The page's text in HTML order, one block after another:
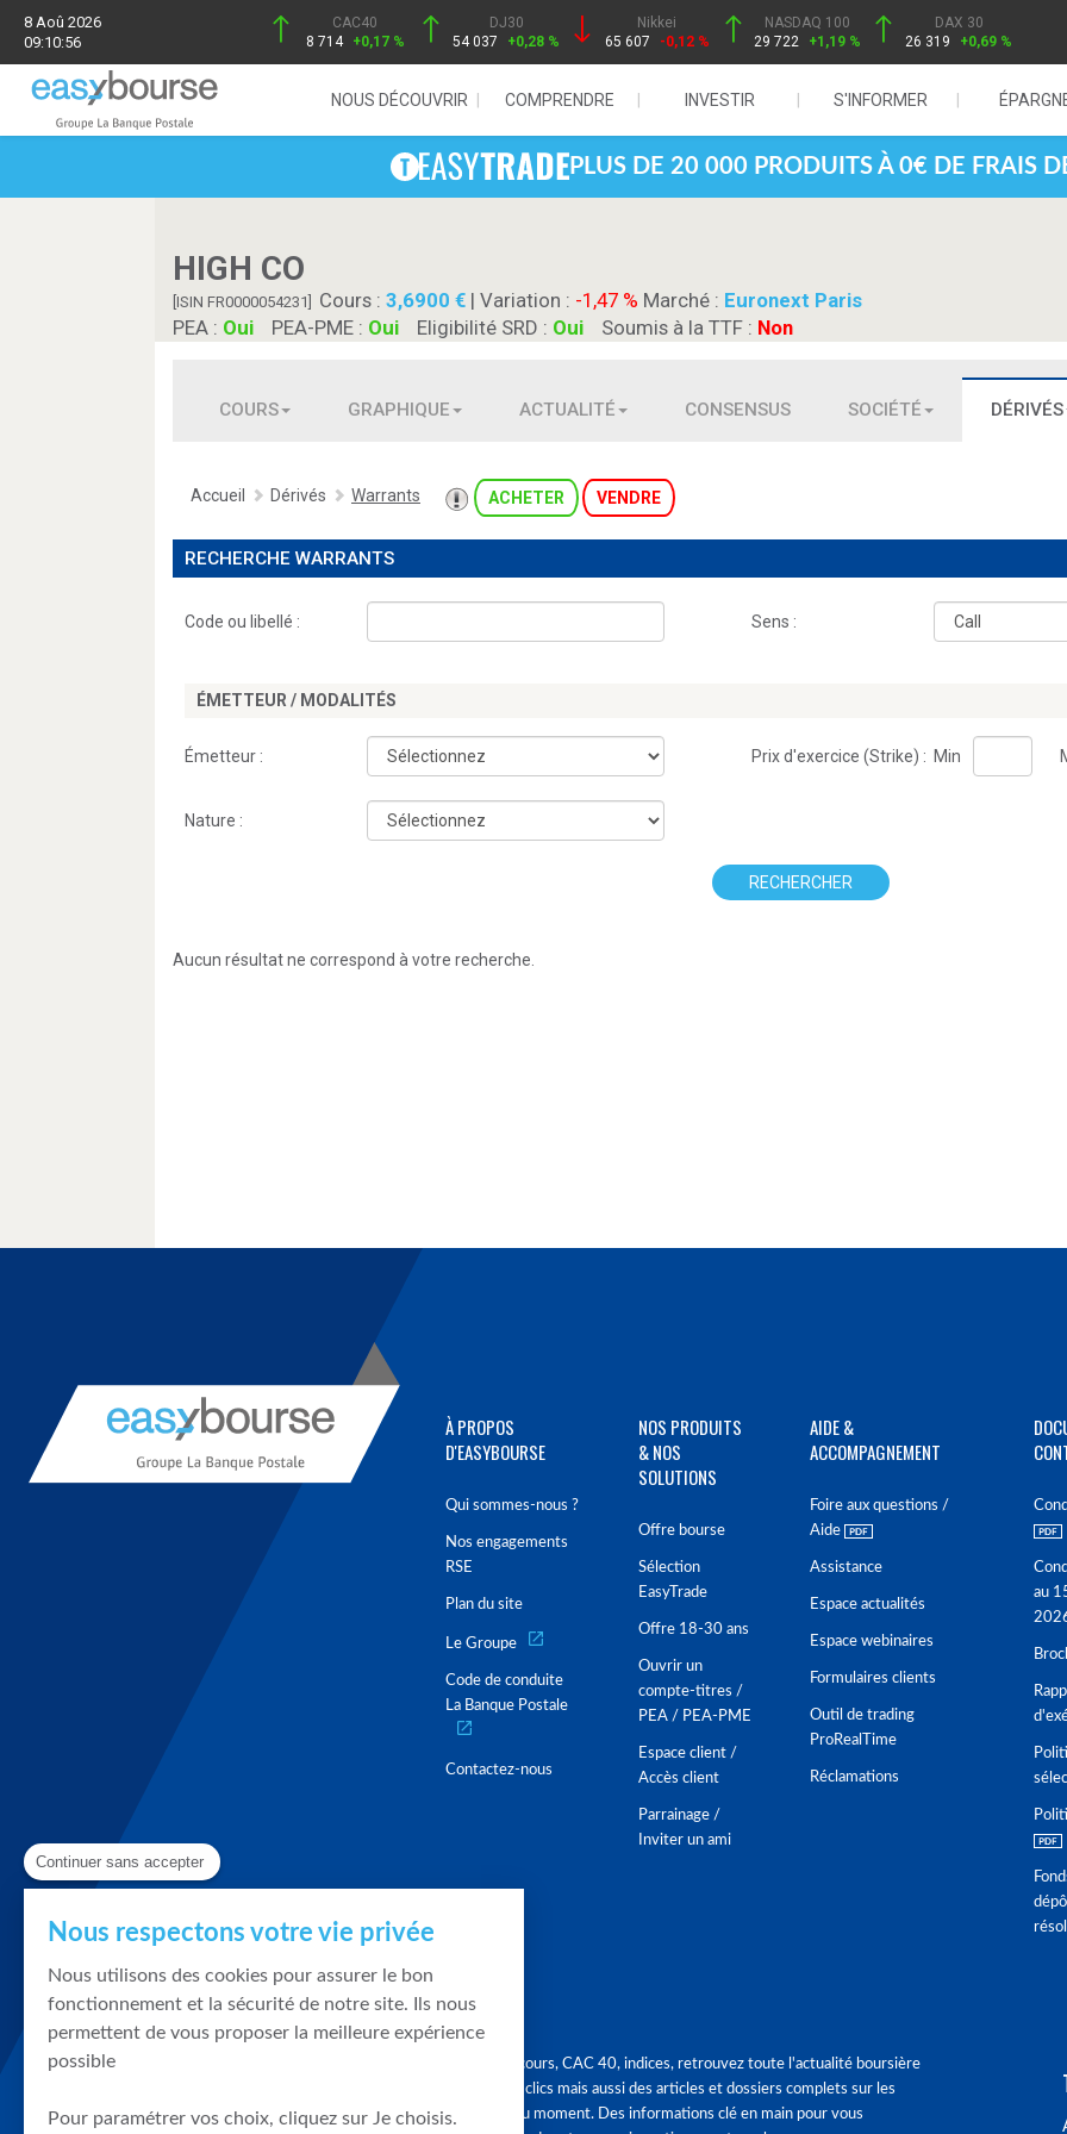
8 Aoû 2026
09:10:56
CAC40
8 714 +0,17 %
DJ30
54 037
+0,28 %
Nikkei
65 607
-0,12 %
NASDAQ 100
29 722
+1,19 %
DAX 30
26 319
+0,69 %
NOUS DÉCOUVRIR COMPRENDRE INVESTIR S'INFORMER
PLUS DE 20 000 PRODUITS À 0€ DE FRAIS
HIGH CO
[ISIN FR0000054231] Cours : 3,6900 | Variation : -1,47 % Marché : Euronext Paris
PEA : Oui PEA-PME : Oui Eligibilité SRD : Oui Soumis à la TTF : Non
COURS GRAPHIQUE ACTUALITÉ CONSENSUS SOCIÉTÉ DÉRIVÉS
Accueil Dérivés Warrants ACHETER VENDRE
RECHERCHE WARRANTS
Code ou libellé : Sens :
ÉMETTEUR / MODALITÉS
Émetteur : Prix d'exercice (Strike) : Min
Nature :
RECHERCHER
Aucun résultat ne correspond à votre recherche.
À PROPOS
D'EASYBOURSE
Qui sommes-nous ?
Nos engagements
RSE
Plan du site
Le Groupe
Code de conduite
La Banque Postale
Contactez-nous
NOS PRODUITS
& NOS
SOLUTIONS
Offre bourse
Sélection
EasyTrade
Offre 18-30 ans
Ouvrir un
compte-titres /
PEA / PEA-PME
Espace client /
Accès client
Parrainage /
Inviter un ami
AIDE &
ACCOMPAGNEMENT
Foire aux questions /
Aide
Assistance
Espace actualités
Espace webinaires
Formulaires clients
Outil de trading
ProRealTime
Réclamations
au
Graphique, cours, CAC 40, indices, retrouvez toute l'actualité boursière
en quelques clics mais aussi des articles et dossiers complets sur les
tendances du moment. Des informations clé en main pour vous
Continuer sans accepter
Nous respectons votre vie privée
Nous utilisons des cookies pour assurer le bon
fonctionnement et la sécurité de notre site. Ils nous
permettent de vous proposer la meilleure expérience
possible
Pour paramétrer vos choix, cliquez sur Je choisis.